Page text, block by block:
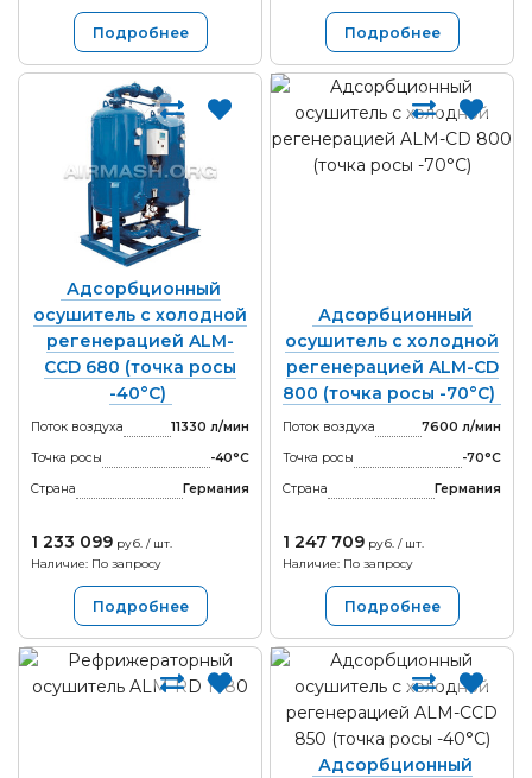
Подробнее Подробнее
Адсорбционный
осушитель с холодной
регенерацией ALM-
CCD 680 (точка росы
-40°С)
Поток воздуха
11330 л/мин
Точка росы
-40°С
Страна
Германия
1 233 099 руб. / шт.
Наличие: По запросу
Подробнее
Адсорбционный
осушитель с холодной
регенерацией ALM-CD
800 (точка росы -70°С)
Поток воздуха
7600 л/мин
Точка росы
-70°С
Страна
Германия
1 247 709 руб. / шт.
Наличие: По запросу
Подробнее
Адсорбционный